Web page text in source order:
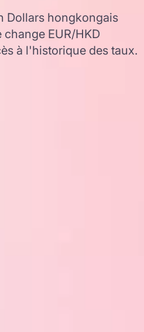
Dollars hongkongais
EUR/HKD
à l'historique des taux.